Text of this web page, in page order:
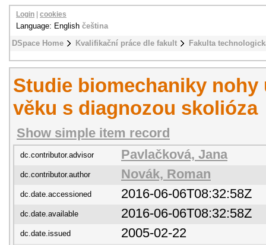
DSpace Home Kvalifikační práce dle fakult Fakulta
Login cookies
Language: English čeština
Studie biomechaniky
věku s diagnozou skolióza
Show simple item record
dc.contributor.advisor Pavlačková, Jana
dc.contributor.author Novák, Roman
dc.date.accessioned 2016-06-06T08:32:58Z
dc.date.available 2016-06-06T08:32:58Z
dc.date.issued 2005-02-22